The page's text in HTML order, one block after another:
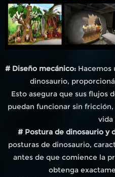
# Diseño mecánico:Hacemos
dinosaurio,
Esto asegura que sus flujos
puedan funcionar sin
vida
# Postura de dinosaurio y
posturas de dinosaurio,
antes de que comience la
obtenga